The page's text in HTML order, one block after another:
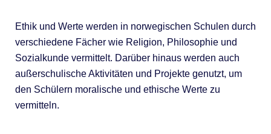
Ethik und Werte werden in norwegischen Schulen durch
verschiedene Fächer wie Religion, Philosophie und
Sozialkunde vermittelt. Darüber hinaus werden auch
außerschulische Aktivitäten und Projekte genutzt, um
den Schülern moralische und ethische Werte zu
vermitteln.